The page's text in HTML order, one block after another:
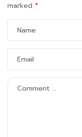
marked *